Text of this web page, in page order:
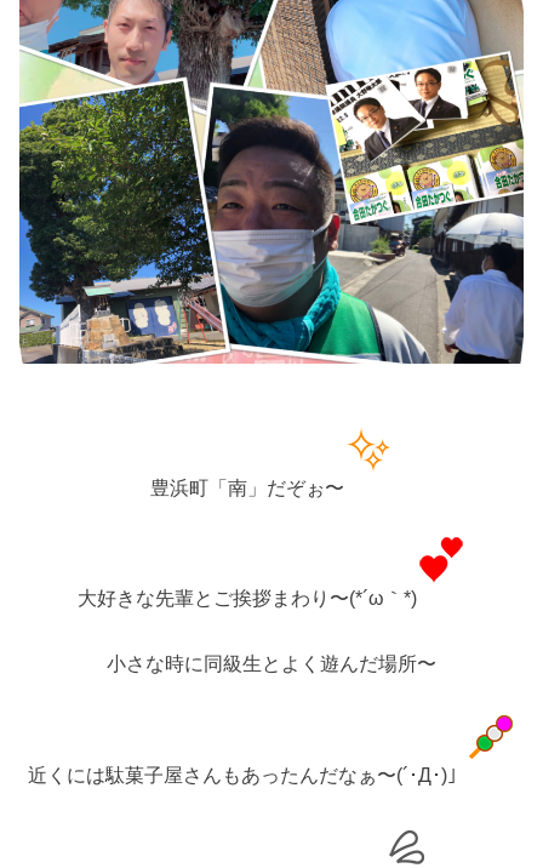
豊浜町「南」だぞぉ〜
大好きな先輩とご挨拶まわり〜(*´ω｀*)
小さな時に同級生とよく遊んだ場所〜
近くには駄菓子屋さんもあったんだなぁ〜(´･Д･)」